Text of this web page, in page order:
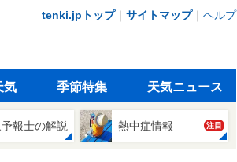
tenki.jpトップ｜ サイトマップ｜ ヘルプ
気 季節特集 天気ニュース
報士の解説 熱中症情報 注目